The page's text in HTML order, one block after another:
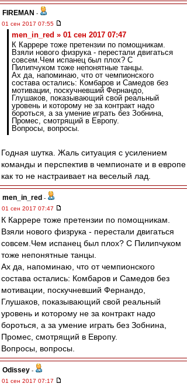
FIREMAN -
01 сен 2017 07:55
men_in_red » 01 сен 2017 07:47
К Каррере тоже претензии по помощникам.
Взяли нового физрука - перестали двигаться
совсем.Чем испанец был плох? С
Пилипчуком тоже непонятные танцы.
Ах да, напоминаю, что от чемпионского
состава остались: Комбаров и Самедов без
мотивации, поскучневший Фернандо,
Глушаков, показывающий свой реальный
уровень и которому не за контракт надо
бороться, а за умение играть без Зобнина,
Промес, смотрящий в Европу.
Вопросы, вопросы.
Годная шутка. Жаль ситуация с усилением
команды и перспектив в чемпионате и в европе
как то не настраивает на веселый лад.
men_in_red -
01 сен 2017 07:47
К Каррере тоже претензии по помощникам.
Взяли нового физрука - перестали двигаться
совсем.Чем испанец был плох? С Пилипчуком
тоже непонятные танцы.
Ах да, напоминаю, что от чемпионского
состава остались: Комбаров и Самедов без
мотивации, поскучневший Фернандо,
Глушаков, показывающий свой реальный
уровень и которому не за контракт надо
бороться, а за умение играть без Зобнина,
Промес, смотрящий в Европу.
Вопросы, вопросы.
Odissey -
01 сен 2017 07:17